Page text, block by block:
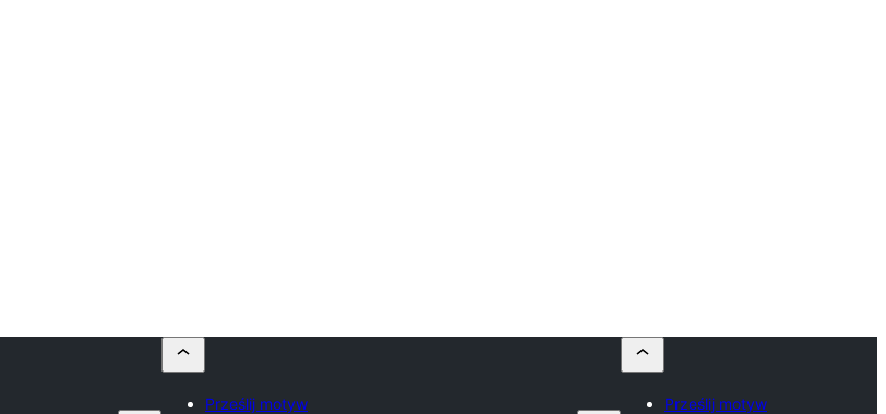
Prześlij motyw
Prześlij motyw